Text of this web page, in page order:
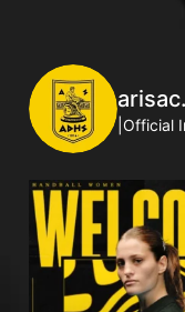
|Official